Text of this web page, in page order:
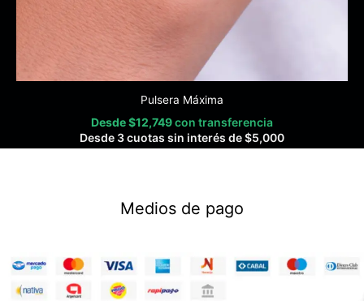
Pulsera Máxima
Desde$12,749con transferencia
Desde 3 cuotas sin interés de$5,000
Medios de pago